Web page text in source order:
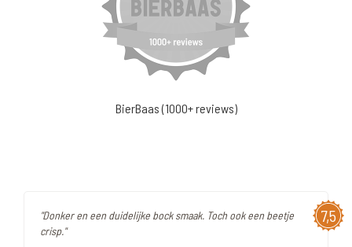
BierBaas (1000+ reviews)
7,5
"Donker en een duidelijke bock smaak. Toch ook een beetje
crisp."